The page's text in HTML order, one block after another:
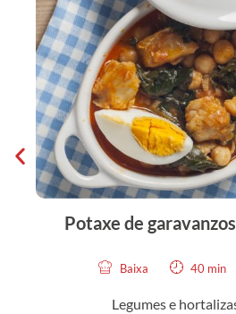
Potaxe de
Baixa 40 min
Legumes e